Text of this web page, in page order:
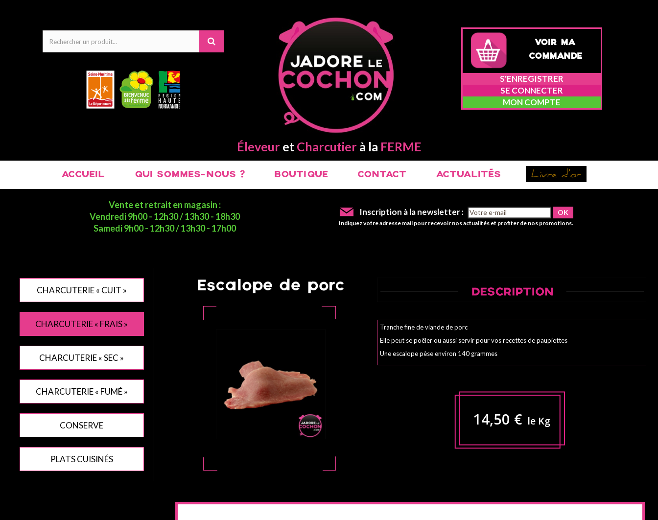
VOIR MA
COMMANDE
S'ENREGISTRER
SE CONNECTER
MON COMPTE
Éleveuret Charcutierà la FERME
ACCUEIL QUI SOMMES-NOUS ? BOUTIQUE CONTACT ACTUALITÉS
Vente et retrait en magasin :
Vendredi 9h00 - 12h30 / 13h30 - 18h30
Samedi 9h00 - 12h30 / 13h30 - 17h00
Inscription à la newsletter :
Indiquez votre adresse mail pour recevoir nos actualités et profiter de nos promotions.
CHARCUTERIE « CUIT »
CHARCUTERIE « FRAIS »
CHARCUTERIE « SEC »
CHARCUTERIE « FUMÉ »
CONSERVE
PLATS CUISINÉS
Escalope de porc
Tranche fine de viande de porc
Elle peut se poêler ou aussi servir pour vos recettes de paupiettes
Une escalope pèse environ 140 grammes
14,50 € le Kg